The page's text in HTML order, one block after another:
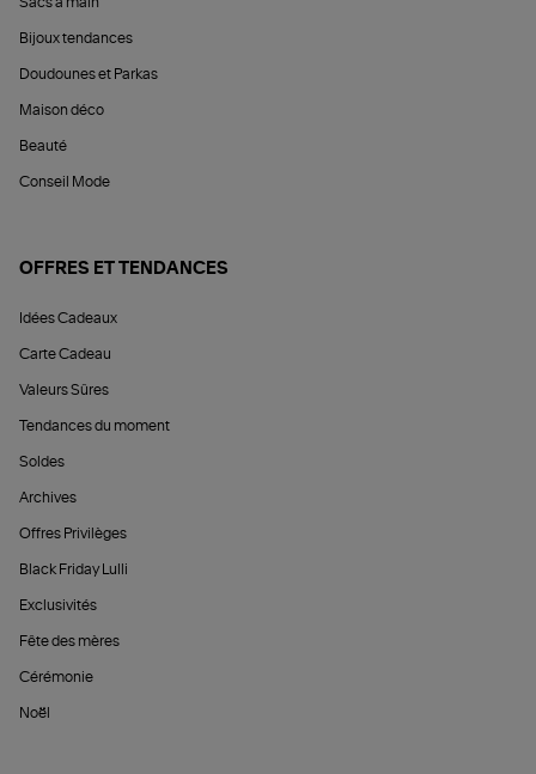
Sacs à main
Bijoux tendances
Doudounes et Parkas
Maison déco
Beauté
Conseil Mode
OFFRES ET TENDANCES
Idées Cadeaux
Carte Cadeau
Valeurs Sûres
Tendances du moment
Soldes
Archives
Offres Privilèges
Black Friday Lulli
Exclusivités
Fête des mères
Cérémonie
Noël